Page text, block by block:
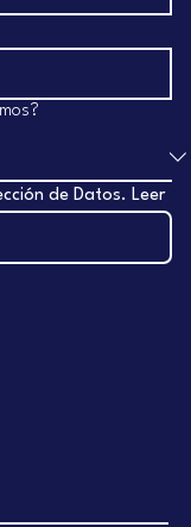
de Datos. Leer